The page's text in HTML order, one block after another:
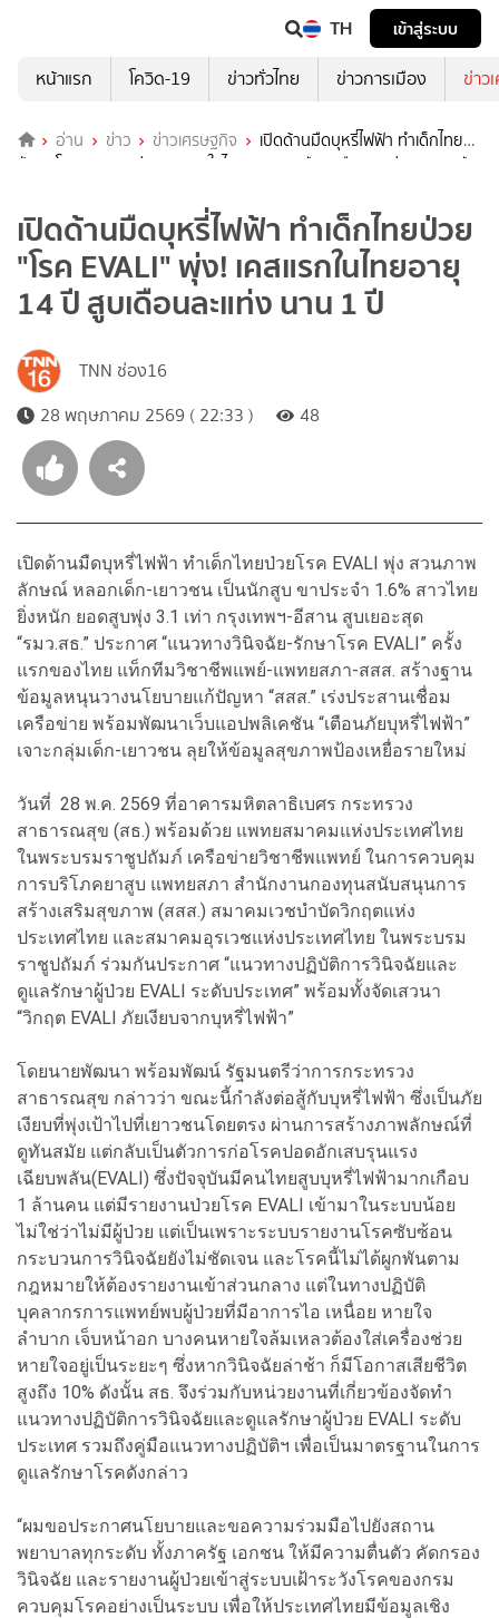
TH
เข้าสู่ระบบ
หน้าแรก
โควิด-19 ข่าวทั่วไทย ข่าวการเมือง ข่าว
อ่าน ข่าว ข่าวเศรษฐกิจ
เปิดด้านมืดบุหรี่ไฟฟ้า ทำเด็กไทย
ป่วย "โรค EVALI" พุ่ง! เคสแรกในไทยอายุ 14 ปี สูบเดือนละแท่ง นาน 1 ปี
เปิดด้านมืดบุหรี่ไฟฟ้า ทำเด็กไทยป่วย
"โรค EVALI" พุ่ง! เคสแรกในไทยอายุ
14 ปี สูบเดือนละแท่ง นาน 1 ปี
TNN ช่อง16
28 พฤษภาคม 2569 ( 22:33 )
48
เปิดด้านมืดบุหรี่ไฟฟ้า ทำเด็กไทยป่วยโรค EVALI พุ่ง สวนภาพ
ลักษณ์ หลอกเด็ก-เยาวชน เป็นนักสูบ ขาประจำ 1.6% สาวไทย
ยิ่งหนัก ยอดสูบพุ่ง 3.1 เท่า กรุงเทพฯ-อีสาน สูบเยอะสุด
“รมว.สธ.” ประกาศ “แนวทางวินิจฉัย-รักษาโรค EVALI” ครั้ง
แรกของไทย แท็กทีมวิชาชีพแพย์-แพทยสภา-สสส. สร้างฐาน
ข้อมูลหนุนวางนโยบายแก้ปัญหา “สสส.” เร่งประสานเชื่อม
เครือข่าย พร้อมพัฒนาเว็บแอปพลิเคชัน “เตือนภัยบุหรี่ไฟฟ้า”
เจาะกลุ่มเด็ก-เยาวชน ลุยให้ข้อมูลสุขภาพป้องเหยื่อรายใหม่
วันที่ 28 พ.ค. 2569 ที่อาคารมหิตลาธิเบศร กระทรวง
สาธารณสุข (สธ.) พร้อมด้วย แพทยสมาคมแห่งประเทศไทย
ในพระบรมราชูปถัมภ์ เครือข่ายวิชาชีพแพทย์ ในการควบคุม
การบริโภคยาสูบ แพทยสภา สำนักงานกองทุนสนับสนุนการ
สร้างเสริมสุขภาพ (สสส.) สมาคมเวชบำบัดวิกฤตแห่ง
ประเทศไทย และสมาคมอุรเวชแห่งประเทศไทย ในพระบรม
ราชูปถัมภ์ ร่วมกันประกาศ “แนวทางปฏิบัติการวินิจฉัยและ
ดูแลรักษาผู้ป่วย EVALI ระดับประเทศ” พร้อมทั้งจัดเสวนา
“วิกฤต EVALI ภัยเงียบจากบุหรี่ไฟฟ้า”
โดยนายพัฒนา พร้อมพัฒน์ รัฐมนตรีว่าการกระทรวง
สาธารณสุข กล่าวว่า ขณะนี้กำลังต่อสู้กับบุหรี่ไฟฟ้า ซึ่งเป็นภัย
เงียบที่พุ่งเป้าไปที่เยาวชนโดยตรง ผ่านการสร้างภาพลักษณ์ที่
ดูทันสมัย แต่กลับเป็นตัวการก่อโรคปอดอักเสบรุนแรง
เฉียบพลัน(EVALI) ซึ่งปัจจุบันมีคนไทยสูบบุหรี่ไฟฟ้ามากเกือบ
1 ล้านคน แต่มีรายงานป่วยโรค EVALI เข้ามาในระบบน้อย
ไม่ใช่ว่าไม่มีผู้ป่วย แต่เป็นเพราะระบบรายงานโรคซับซ้อน
กระบวนการวินิจฉัยยังไม่ชัดเจน และโรคนี้ไม่ได้ผูกพันตาม
กฎหมายให้ต้องรายงานเข้าส่วนกลาง แต่ในทางปฏิบัติ
บุคลากรการแพทย์พบผู้ป่วยที่มีอาการไอ เหนื่อย หายใจ
ลำบาก เจ็บหน้าอก บางคนหายใจล้มเหลวต้องใส่เครื่องช่วย
หายใจอยู่เป็นระยะๆ ซึ่งหากวินิจฉัยล่าช้า ก็มีโอกาสเสียชีวิต
สูงถึง 10% ดังนั้น สธ. จึงร่วมกับหน่วยงานที่เกี่ยวข้องจัดทำ
แนวทางปฏิบัติการวินิจฉัยและดูแลรักษาผู้ป่วย EVALI ระดับ
ประเทศ รวมถึงคู่มือแนวทางปฏิบัติฯ เพื่อเป็นมาตรฐานในการ
ดูแลรักษาโรคดังกล่าว
“ผมขอประกาศนโยบายและขอความร่วมมือไปยังสถาน
พยาบาลทุกระดับ ทั้งภาครัฐ เอกชน ให้มีความตื่นตัว คัดกรอง
วินิจฉัย และรายงานผู้ป่วยเข้าสู่ระบบเฝ้าระวังโรคของกรม
ควบคุมโรคอย่างเป็นระบบ เพื่อให้ประเทศไทยมีข้อมูลเชิง